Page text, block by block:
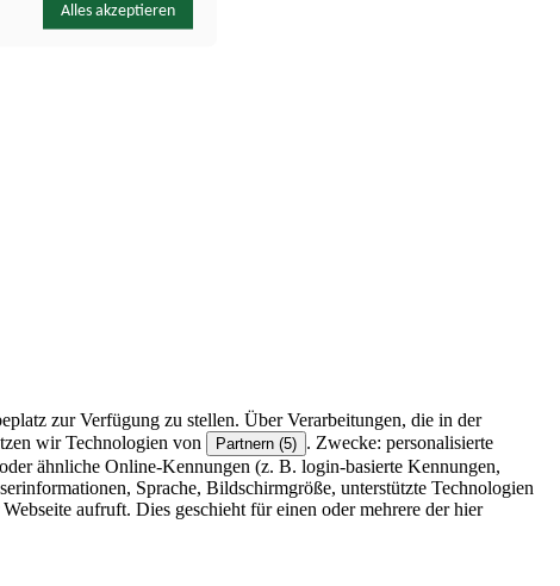
zur Verfügung zu stellen. Über Verarbeitungen, die in der
wir Technologien von Partnern (5) . Zwecke: personalisierte
ähnliche Online-Kennungen (z. B. login-basierte Kennungen,
Sprache, Bildschirmgröße, unterstützte Technologien
aufruft. Dies geschieht für einen oder mehrere der hier
Alles akzeptieren